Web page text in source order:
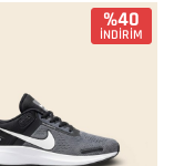
%40
İNDİRİM